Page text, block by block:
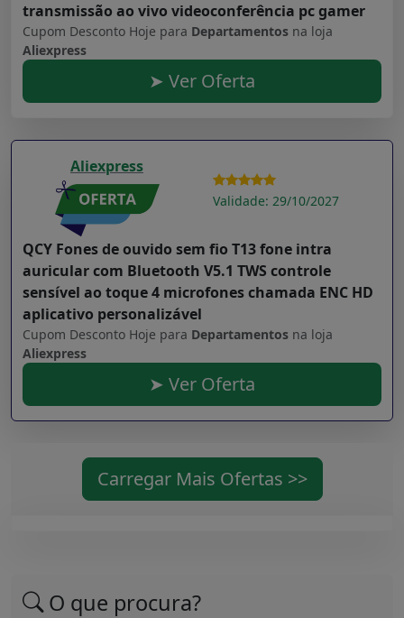
transmissão ao vivo videoconferência pc gamer
Cupom Desconto Hoje para Departamentos na loja
Aliexpress
➤ Ver Oferta
Aliexpress
Validade: 29/10/2027
QCY Fones de ouvido sem fio T13 fone intra
auricular com Bluetooth V5.1 TWS controle
sensível ao toque 4 microfones chamada ENC HD
aplicativo personalizável
Cupom Desconto Hoje para Departamentos na loja
Aliexpress
➤ Ver Oferta
Carregar Mais Ofertas >>
O que procura?